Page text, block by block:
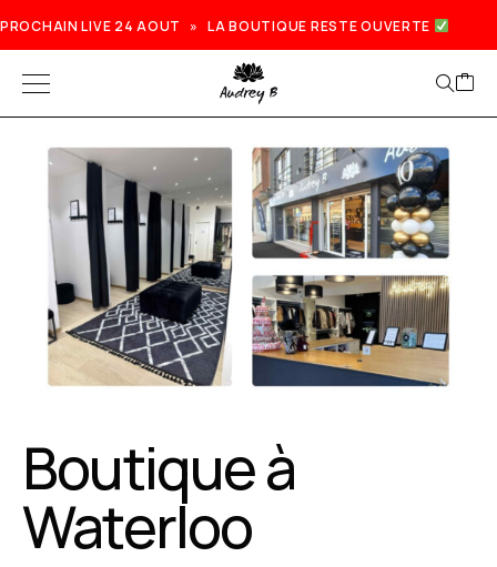
PROCHAIN LIVE 24 AOUT » LA BOUTIQUE RESTE OUVERTE
Boutique à
Waterloo